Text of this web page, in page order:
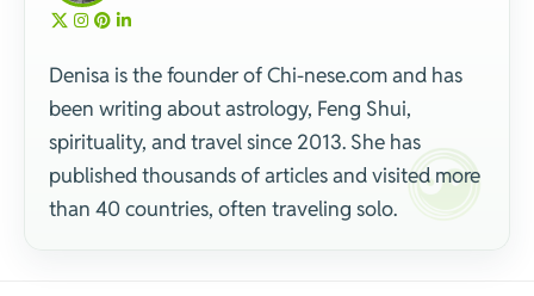
Denisa is the founder of Chi-nese.com and has
been writing about astrology, Feng Shui,
spirituality, and travel since 2013. She has
published thousands of articles and visited more
than 40 countries, often traveling solo.